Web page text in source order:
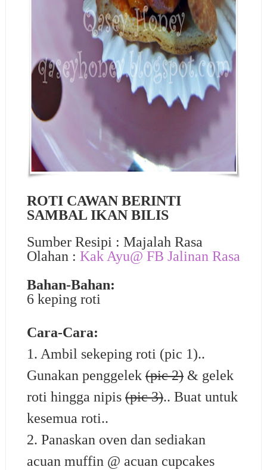
ROTI CAWAN BERINTI
SAMBAL IKAN BILIS
Sumber Resipi : Majalah Rasa
Olahan : Kak Ayu@ FB Jalinan Rasa
Bahan-Bahan:
6 keping roti
Cara-Cara:
1. Ambil sekeping roti (pic 1)..
Gunakan penggelek (pic 2)& gelek
roti hingga nipis (pic 3).. Buat untuk
kesemua roti..
2. Panaskan oven dan sediakan
acuan muffin @ acuan cupcakes